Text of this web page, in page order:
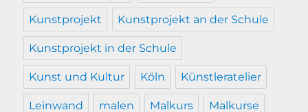
Kunstprojekt Kunstprojekt an der Schule
Kunstprojekt in der Schule
Kunst und Kultur Köln Künstleratelier
Leinwand malen Malkurs Malkurse